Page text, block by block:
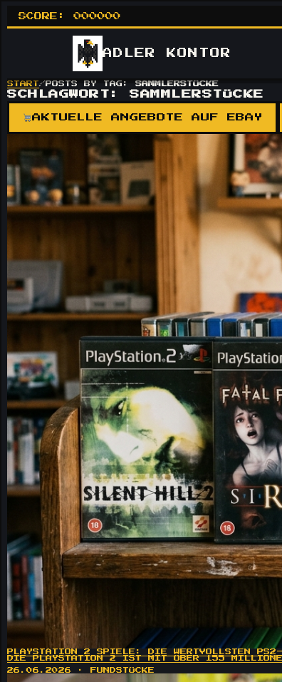
SCORE: 000000
ADLER KONTOR
START/POSTS BY TAG: SAMMLERSTÜCKE
SCHLAGWORT: SAMMLERSTÜCKE
AKTUELLE ANGEBOTE AUF EBAY
PLAYSTATION 2 SPIELE: DIE WERTVOLLSTEN
DIE PLAYSTATION 2 IST MIT ÜBER 155
26.06.2026 · FUNDSTÜCKE